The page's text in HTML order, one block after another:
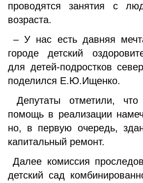
проводятся занятия с
возраста.
– У нас есть давняя
городе дет­ский
для детей-подростков
поделился Е.Ю.Ищенко.
Депутаты отметили,
помощь в реа­лизации
но, в первую очередь,
капитальный ремонт.
Далее комиссия
детский сад